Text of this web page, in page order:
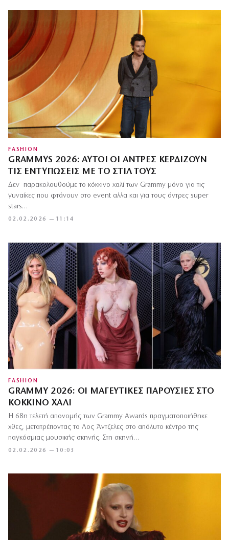
FASHION
GRAMMYS 2026: ΑΥΤΟΊ ΟΙ ΆΝΤΡΕΣ ΚΕΡΔΊΖΟΥΝ
ΤΙΣ ΕΝΤΥΠΏΣΕΙΣ ΜΕ ΤΟ ΣΤΙΛ ΤΟΥΣ
02.02.2026 — 11:14
Δεν παρακολουθούμε το κόκκινο χαλί των Grammy μόνο για τις
γυναίκες που φτάνουν στο event αλλα και για τους άντρες super
stars…
FASHION
GRAMMY 2026: ΟΙ ΜΑΓΕΥΤΙΚΈΣ ΠΑΡΟΥΣΊΕΣ ΣΤΟ
ΚΌΚΚΙΝΟ ΧΑΛΊ
02.02.2026 — 10:03
Η 68η τελετή απονομής των Grammy Awards πραγματοποιήθηκε
χθες, μετατρέποντας το Λος Άντζελες στο απόλυτο κέντρο της
παγκόσμιας μουσικής σκηνής. Στη σκηνή…